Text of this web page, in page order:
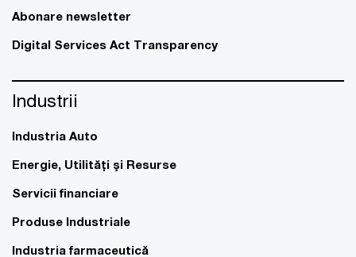
Abonare newsletter
Digital Services Act Transparency
Industrii
Industria Auto
Energie, Utilităţi şi Resurse
Servicii financiare
Produse Industriale
Industria farmaceutică